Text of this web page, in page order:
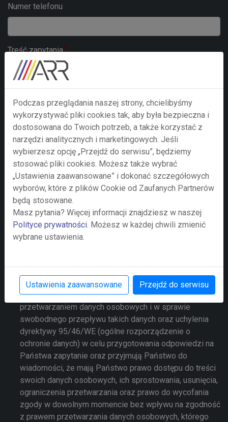
Numer telefonu
Treść zapytania
Prześlij zapytanie
Przesyłając formularz wyrażają Państwo zgodę na
przetwarzanie swoich danych osobowych w nim
zgodnie z Rozporządzeniem Parlamentu Europejskiego
i Rady (UE) 2016/679 z dnia 27 kwietnia 2016 r. w
sprawie ochrony osób fizycznych w związku z
przetwarzaniem danych osobowych i w sprawie
swobodnego przepływu takich danych oraz uchylenia
dyrektywy 95/46/WE (ogólne rozporządzenie o
ochronie danych) w celu przygotowania odpowiedzi na
Państwa zapytanie oraz przyjmują Państwo do
wiadomości, że mają Państwo prawo dostępu do treści
swoich danych osobowych, ich sprostowania, usunięcia,
ograniczenia przetwarzania oraz prawo do wycofania
zgody w dowolnym momencie bez wpływu na zgodność
z prawem przetwarzania danych osobowych, którego
Podczas przeglądania naszej strony, chcielibyśmy
wykorzystywać pliki cookies tak, aby była bezpieczna i
dostosowana do Twoich potrzeb, a także korzystać z
narzędzi analitycznych i marketingowych. Jeśli
wybierzesz opcję „Przejdź do serwisu”, będziemy
stosować pliki cookies. Możesz także wybrać
„Ustawienia zaawansowane” i dokonać szczegółowych
wyborów, które z plików Cookie od Zaufanych Partnerów
będą stosowane.
Masz pytania? Więcej informacji znajdziesz w naszej
Polityce prywatności. Możesz w każdej chwili zmienić
wybrane ustawienia.
Ustawienia zaawansowane Przejdź do serwisu